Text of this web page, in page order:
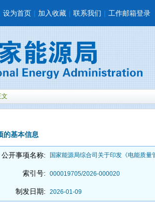
设为首页 | 加入收藏 | 联系我们 | 工作邮箱登录
文
的基本信息
公开事项名称: 国家能源局综合司关于印发《电能质
索引号: 000019705/2026-000020
制发日期: 2026-01-09